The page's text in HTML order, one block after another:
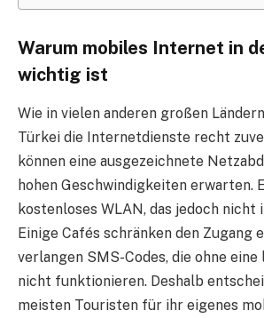
Warum mobiles Internet in
wichtig ist
Wie in vielen anderen großen
Türkei die Internetdienste recht
können eine ausgezeichnete
hohen Geschwindigkeiten erwarten.
kostenloses WLAN, das jedoch
Einige Cafés schränken den Zugang
verlangen SMS-Codes, die ohne
nicht funktionieren. Deshalb
meisten Touristen für ihr eigenes